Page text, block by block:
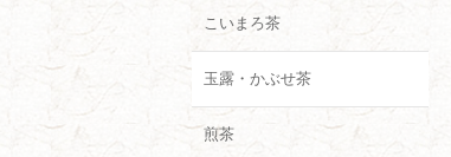
こいまろ茶
玉露・かぶせ茶
煎茶